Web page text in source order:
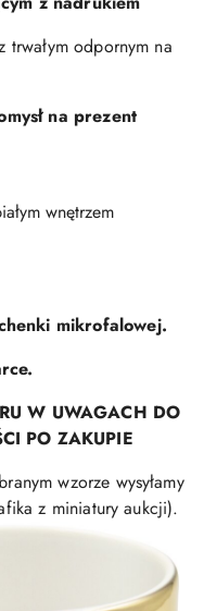
odpornym na
na prezent
wnętrzem
mikrofalowej.
W UWAGACH DO
PO ZAKUPIE
wzorze wysyłamy
z miniatury aukcji).